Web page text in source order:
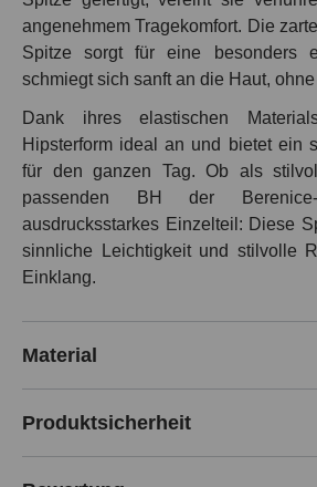
angenehmem Tragekomfort. Die
Spitze sorgt für eine besonders
schmiegt sich sanft an die Haut,
Dank ihres elastischen
Hipsterform ideal an und bietet ein
für den ganzen Tag. Ob als
passenden BH der
ausdrucksstarkes Einzelteil: Diese
sinnliche Leichtigkeit und stilvolle
Einklang.
Material
Produktsicherheit